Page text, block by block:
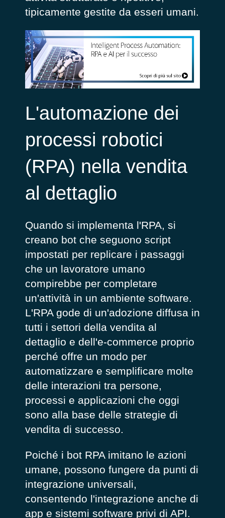
tipicamente gestite da esseri umani.
L'automazione dei
processi robotici
(RPA) nella vendita
al dettaglio
Quando si implementa l'RPA, si
creano bot che seguono script
impostati per replicare i passaggi
che un lavoratore umano
compirebbe per completare
un'attività in un ambiente software.
L'RPA gode di un'adozione diffusa in
tutti i settori della vendita al
dettaglio e dell'e-commerce proprio
perché offre un modo per
automatizzare e semplificare molte
delle interazioni tra persone,
processi e applicazioni che oggi
sono alla base delle strategie di
vendita di successo.
Poiché i bot RPA imitano le azioni
umane, possono fungere da punti di
integrazione universali,
consentendo l'integrazione anche di
app e sistemi software privi di API.